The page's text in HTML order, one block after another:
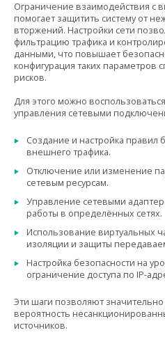
Ограничение взаимодействия с
помогает защитить систему от
вторжений. Настройки сети
фильтрацию трафика и
данными, что повышает
конфигурация таких параметров
рисков.
Для этого можно
управления сетевыми
Создание и настройка правил
внешнего трафика.
Отключение или изменение
сетевым ресурсам.
Управление сетевыми
работы в определённых сетях.
Использование виртуальных
изоляции и защиты
Настройка безопасности на
ограничение доступа по IP-
Эти шаги позволяют значительно
вероятность
источников.